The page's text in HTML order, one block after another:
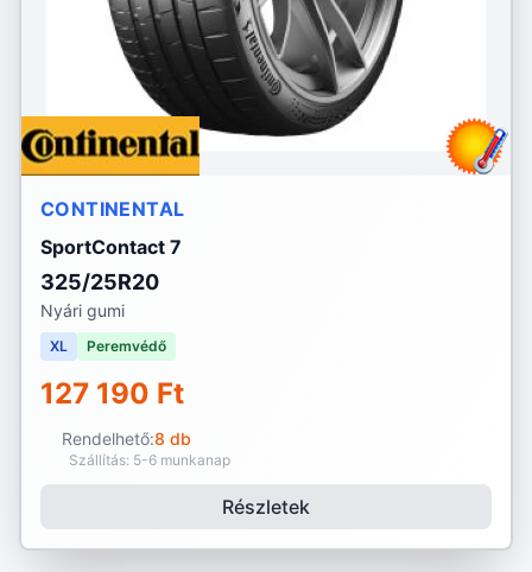
CONTINENTAL
SportContact 7
325/25R20
Nyári gumi
XL Peremvédő
127 190 Ft
Rendelhető:8 db
Szállítás: 5-6 munkanap
Részletek